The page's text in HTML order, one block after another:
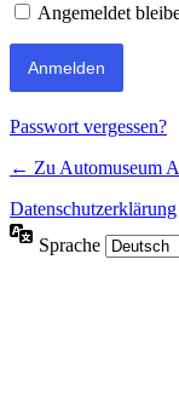
Angemeldet
Passwort vergessen?
← Zu Automuseum
Datenschutzerklärung
Sprache